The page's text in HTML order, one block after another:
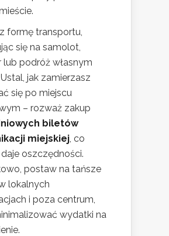
formę transportu,
się na samolot,
lub podróż własnym
jak zamierzasz
się po miejscu
– rozważ zakup
biletów
miejskiej , co
oszczędności.
postaw na tańsze
lokalnych
i poza centrum,
wydatki na